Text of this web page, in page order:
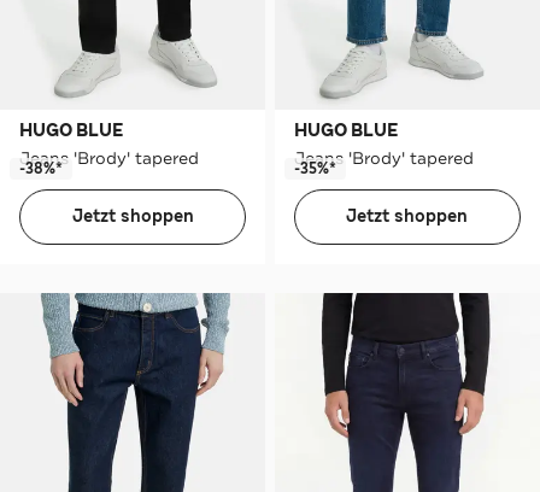
HUGO BLUE
Jeans 'Brody' tapered
-38%*
Jetzt shoppen
HUGO BLUE
Jeans 'Brody' tapered
-35%*
Jetzt shoppen